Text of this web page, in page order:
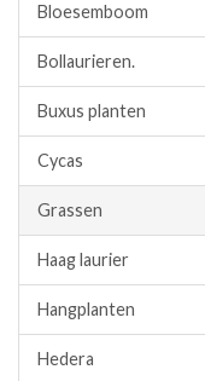
Bloesemboom
Bollaurieren.
Buxus planten
Cycas
Grassen
Haag laurier
Hangplanten
Hedera